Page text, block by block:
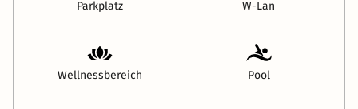
Parkplatz W-Lan
Wellnessbereich Pool